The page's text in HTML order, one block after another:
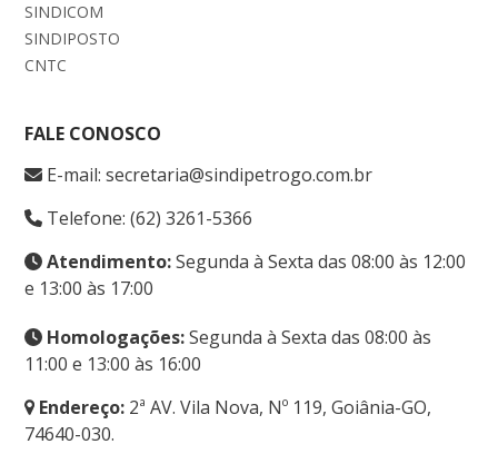
SINDICOM
SINDIPOSTO
CNTC
FALE CONOSCO
E-mail: secretaria@sindipetrogo.com.br
Telefone: (62) 3261-5366
Atendimento:Segunda à Sexta das 08:00 às 12:00
e 13:00 às 17:00
Homologações:Segunda à Sexta das 08:00 às
11:00 e 13:00 às 16:00
Endereço: 2ª AV. Vila Nova, Nº 119, Goiânia-GO,
74640-030.